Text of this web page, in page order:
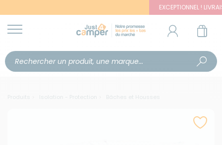
EXCEPTIONNEL !
Produits Isolation - Protection Bâches et Housses